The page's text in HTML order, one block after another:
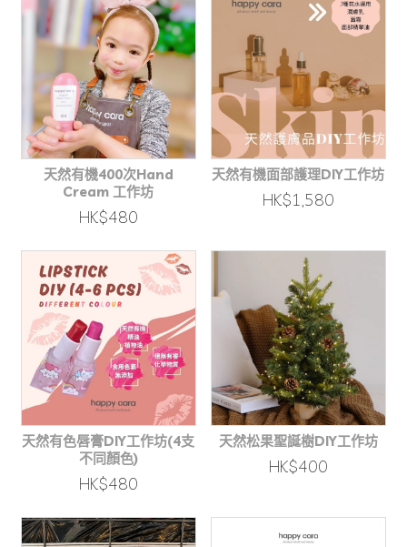
天然有機400次Hand
Cream 工作坊
HK$480
天然有機面部護理DIY工作坊
HK$1,580
天然有色唇膏DIY工作坊(4支
不同顏色)
HK$480
天然松果聖誕樹DIY工作坊
HK$400